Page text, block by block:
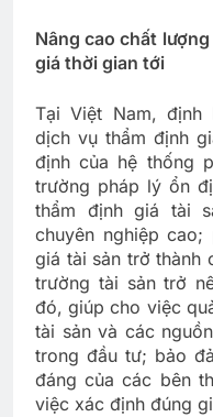
Nâng cao chất
giá thời gian tới
Tại Việt Nam, định
dịch vụ thẩm định
định của hệ thống
trường pháp lý ổn
thẩm định giá tài
chuyên nghiệp
giá tài sản trở thành
trường tài sản trở
đó, giúp cho việc
tài sản và các
trong đầu tư; bảo
đáng của các bên
việc xác định đúng